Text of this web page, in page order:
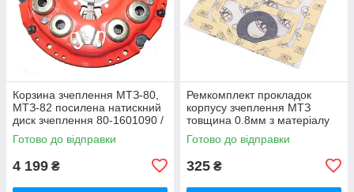
Корзина зчеплення МТЗ-80,
МТЗ-82 посилена натискний
диск зчеплення 80-1601090 /
80-1601090-А
Готово до відправки
4 199 ₴
Ремкомплект прокладок
корпусу зчеплення МТЗ
товщина 0.8мм з матеріалу
AEROFLEX-231 (вир-во
Україна) Р/к прокладок
Готово до відправки
325 ₴